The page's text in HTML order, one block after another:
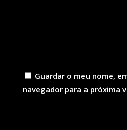
Guardar o meu nome,
navegador para a próxima